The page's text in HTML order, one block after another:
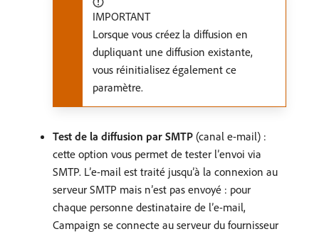
IMPORTANT
Lorsque vous créez la diffusion en
dupliquant une diffusion existante,
vous réinitialisez également ce
paramètre.
Test de la diffusion par SMTP (canal e-mail) :
cette option vous permet de tester l’envoi via
SMTP. L’e-mail est traité jusqu’à la connexion au
serveur SMTP mais n’est pas envoyé : pour
chaque personne destinataire de l’e-mail,
Campaign se connecte au serveur du fournisseur